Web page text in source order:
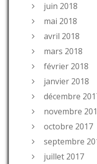
juin 2018
mai 2018
avril 2018
mars 2018
février 2018
janvier 2018
décembre
novembre
octobre 2017
septembre
juillet 2017